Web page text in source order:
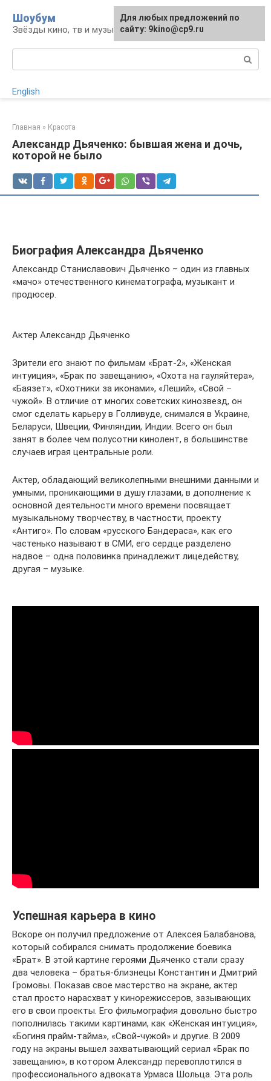
контенту
Шоубум
Звёзды кино, тв и музыки
English
Главная » Красота
Александр Дьяченко: бывшая жена и дочь,
которой не было
Биография Александра Дьяченко
Александр Станиславович Дьяченко – один из главных
«мачо» отечественного кинематографа, музыкант и
продюсер.
Актер Александр Дьяченко
Зрители его знают по фильмам «Брат-2», «Женская
интуиция», «Брак по завещанию», «Охота на гауляйтера»,
«Баязет», «Охотники за иконами», «Леший», «Свой –
чужой». В отличие от многих советских кинозвезд, он
смог сделать карьеру в Голливуде, снимался в Украине,
Беларуси, Швеции, Финляндии, Индии. Всего он был
занят в более чем полусотни кинолент, в большинстве
случаев играя центральные роли.
Актер, обладающий великолепными внешними данными и
умными, проникающими в душу глазами, в дополнение к
основной деятельности много времени посвящает
музыкальному творчеству, в частности, проекту
«Антиго». По словам «русского Бандераса», как его
частенько называют в СМИ, его сердце разделено
надвое – одна половинка принадлежит лицедейству,
другая – музыке.
Успешная карьера в кино
Вскоре он получил предложение от Алексея Балабанова,
который собирался снимать продолжение боевика
«Брат». В этой картине героями Дьяченко стали сразу
два человека – братья-близнецы Константин и Дмитрий
Громовы. Показав свое мастерство на экране, актер
стал просто нарасхват у кинорежиссеров, зазывающих
его в свои проекты. Его фильмография довольно быстро
пополнилась такими картинами, как «Женская интуиция»,
«Богиня прайм-тайма», «Свой-чужой» и другие. В 2009
году на экраны вышел захватывающий сериал «Брак по
завещанию», в котором Александр перевоплотился в
профессионального адвоката Урмаса Шольца. Эта роль
Для любых предложений по
сайту: 9kino@cp9.ru